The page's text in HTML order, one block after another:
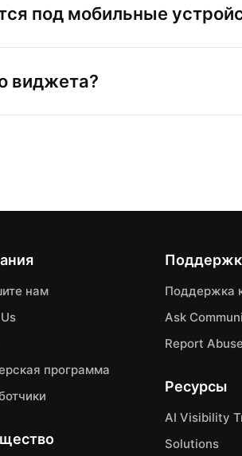
под мобильные
виджета?
нам
программа
Поддержка
Ask
Report Abuse
Ресурсы
AI Visibility
Solutions